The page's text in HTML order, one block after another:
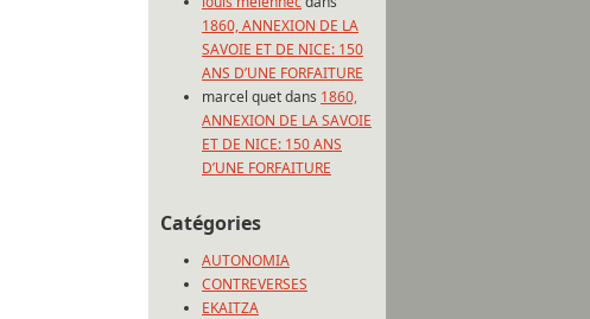
1860, ANNEXION DE LA
SAVOIE ET DE NICE: 150
ANS D’UNE FORFAITURE
marcel quetdans 1860,
ANNEXION DE LA SAVOIE
ET DE NICE: 150 ANS
D’UNE FORFAITURE
Catégories
AUTONOMIA
CONTREVERSES
EKAITZA